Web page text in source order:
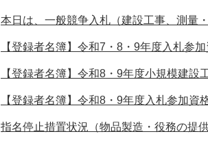
本日は、一般競争入札（建設工事、測量
【登録者名簿】令和7・8・9年度入札参
【登録者名簿】令和8・9年度小規模建設
【登録者名簿】令和8・9年度入札参加
指名停止措置状況（物品製造・役務の提供